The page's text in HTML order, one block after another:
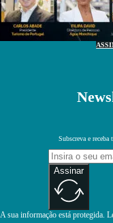
Subscreva e receba
Assinar
A sua informação está protegida.